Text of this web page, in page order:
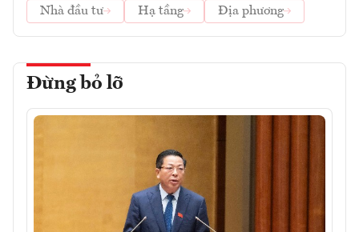
Nhà đầu tư
Hạ tầng Địa phương
Đừng bỏ lỡ